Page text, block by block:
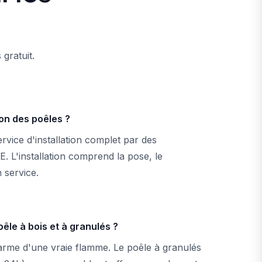
gratuit.
des poêles ?
d'installation complet par des
L'installation comprend la pose, le
service.
à bois et à granulés ?
d'une vraie flamme. Le poêle à granulés